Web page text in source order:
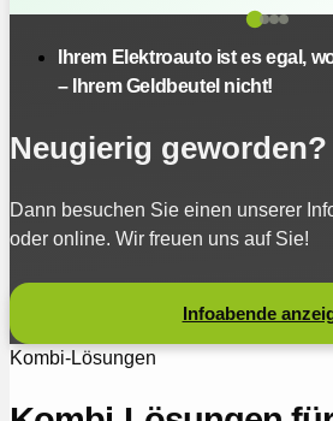
Ihrem Elektroauto ist es egal,
– Ihrem Geldbeutel nicht!
Neugierig geworden?
Dann besuchen Sie einen unserer
oder online. Wir freuen uns auf Sie!
Infoabende
Kombi-Lösungen